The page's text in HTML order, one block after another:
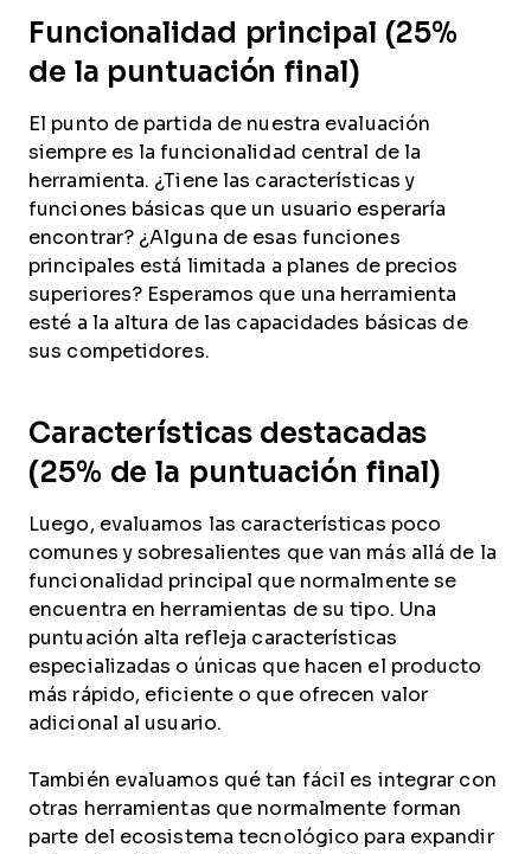
Funcionalidad principal (25%
de la puntuación final)
El punto de partida de nuestra evaluación
siempre es la funcionalidad central de la
herramienta. ¿Tiene las características y
funciones básicas que un usuario esperaría
encontrar? ¿Alguna de esas funciones
principales está limitada a planes de precios
superiores? Esperamos que una herramienta
esté a la altura de las capacidades básicas de
sus competidores.
Características destacadas
(25% de la puntuación final)
Luego, evaluamos las características poco
comunes y sobresalientes que van más allá de la
funcionalidad principal que normalmente se
encuentra en herramientas de su tipo. Una
puntuación alta refleja características
especializadas o únicas que hacen el producto
más rápido, eficiente o que ofrecen valor
adicional al usuario.
También evaluamos qué tan fácil es integrar con
otras herramientas que normalmente forman
parte del ecosistema tecnológico para expandir